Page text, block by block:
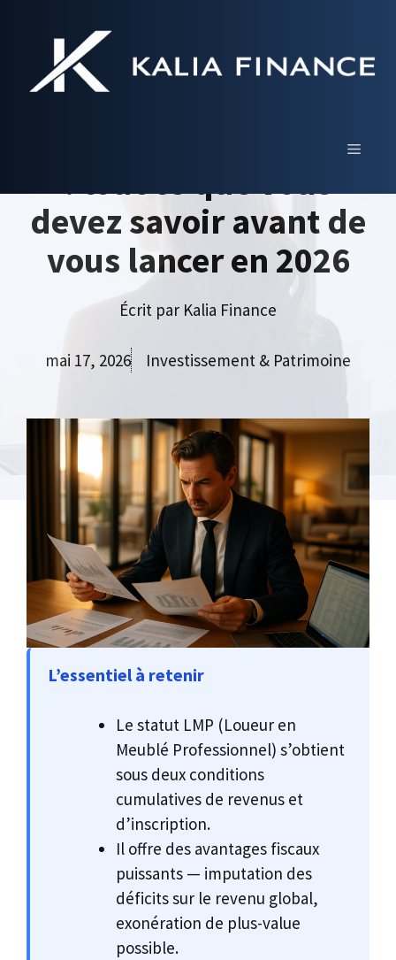
contenu
MENU
LMP (Loueur en
Meublé Professionnel)
: tout ce que vous
devez savoir avant de
vous lancer en 2026
Écrit par Kalia Finance
mai 17, 2026 Investissement & Patrimoine
L’essentiel à retenir
Le statut LMP (Loueur en
Meublé Professionnel) s’obtient
sous deux conditions
cumulatives de revenus et
d’inscription.
Il offre des avantages fiscaux
puissants — imputation des
déficits sur le revenu global,
exonération de plus-value
possible.